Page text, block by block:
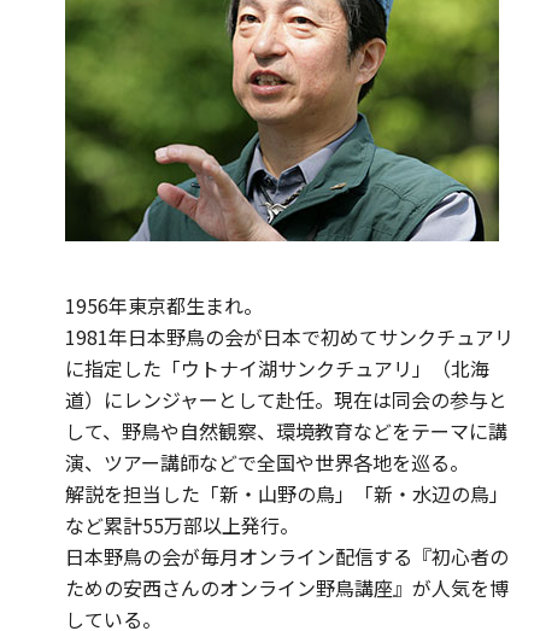
1956年東京都生まれ。
1981年日本野鳥の会が日本で初めてサンクチュアリ
に指定した「ウトナイ湖サンクチュアリ」（北海
道）にレンジャーとして赴任。現在は同会の参与と
して、野鳥や自然観察、環境教育などをテーマに講
演、ツアー講師などで全国や世界各地を巡る。
解説を担当した「新・山野の鳥」「新・水辺の鳥」
など累計55万部以上発行。
日本野鳥の会が毎月オンライン配信する『初心者の
ための安西さんのオンライン野鳥講座』が人気を博
している。